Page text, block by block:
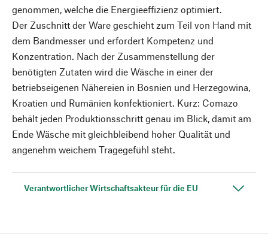
genommen, welche die Energieeffizienz optimiert.
Der Zuschnitt der Ware geschieht zum Teil von Hand mit
dem Bandmesser und erfordert Kompetenz und
Konzentration. Nach der Zusammenstellung der
benötigten Zutaten wird die Wäsche in einer der
betriebseigenen Nähereien in Bosnien und Herzegowina,
Kroatien und Rumänien konfektioniert. Kurz: Comazo
behält jeden Produktionsschritt genau im Blick, damit am
Ende Wäsche mit gleichbleibend hoher Qualität und
angenehm weichem Tragegefühl steht.
Verantwortlicher Wirtschaftsakteur für die EU